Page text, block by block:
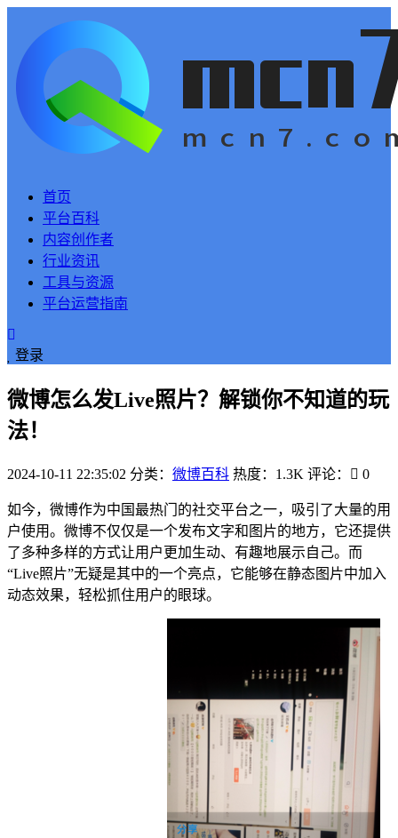
首页
平台百科
内容创作者
行业资讯
工具与资源
平台运营指南
登录
微博怎么发Live照片？解锁你不知道的玩
法！
2024-10-11 22:35:02 分类： 微博百科 热度：1.3K 评论： 0
如今，微博作为中国最热门的社交平台之一，吸引了大量的用
户使用。微博不仅仅是一个发布文字和图片的地方，它还提供
了多种多样的方式让用户更加生动、有趣地展示自己。而
“Live照片”无疑是其中的一个亮点，它能够在静态图片中加入
动态效果，轻松抓住用户的眼球。